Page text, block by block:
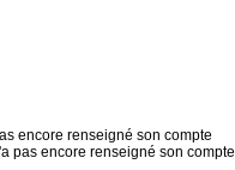
encore renseigné son compte
pas encore renseigné son compte